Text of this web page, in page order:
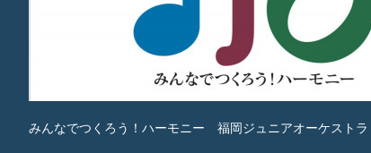
みんなでつくろう！ハーモニー 福岡ジュニアオーケストラ